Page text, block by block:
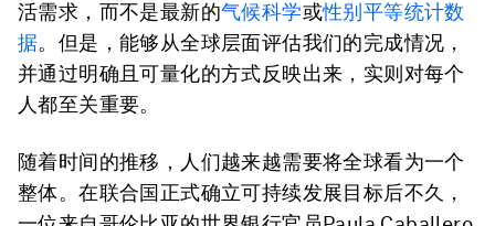
活需求，而不是最新的气候科学或性别平等统计数
据。但是，能够从全球层面评估我们的完成情况，
并通过明确且可量化的方式反映出来，实则对每个
人都至关重要。
随着时间的推移，人们越来越需要将全球看为一个
整体。在联合国正式确立可持续发展目标后不久，